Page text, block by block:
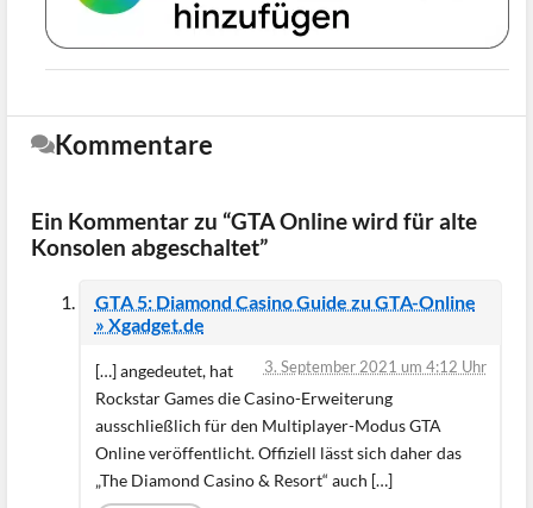
Kommentare
Ein Kommentar zu “GTA Online wird für alte
Konsolen abgeschaltet”
GTA 5: Diamond Casino Guide zu GTA-Online
» Xgadget.de
3. September 2021 um 4:12 Uhr
[…] angedeutet, hat
Rockstar Games die Casino-Erweiterung
ausschließlich für den Multiplayer-Modus GTA
Online veröffentlicht. Offiziell lässt sich daher das
„The Diamond Casino & Resort“ auch […]